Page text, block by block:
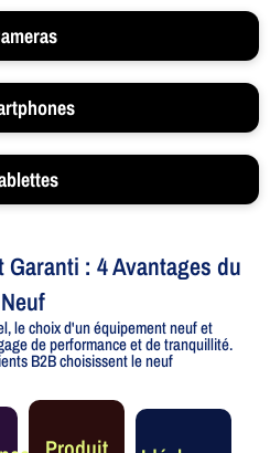
Garanti : 4 Avantages du
Neuf
le choix d'un équipement neuf et
de performance et de tranquillité.
B2B choisissent le neuf